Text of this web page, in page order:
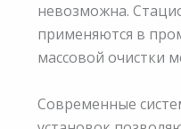
невозможна.
применяются в
массовой очистки
Современные